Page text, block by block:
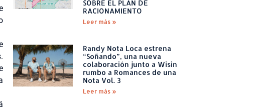
SOBRE EL PLAN DE
RACIONAMIENTO
Leer más »
Randy Nota Loca estrena
“Soñando”, una nueva
colaboración junto a Wisin
rumbo a Romances de una
Nota Vol. 3
Leer más »